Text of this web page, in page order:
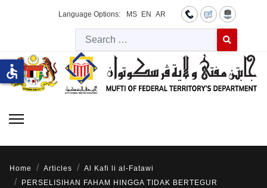
Language Options: MS EN AR
Type 2 or
Home Articles
Al Kafi li al-Fatawi
PERSELISIHAN FAHAM HINGGA TIDAK BERTEGUR
accessible